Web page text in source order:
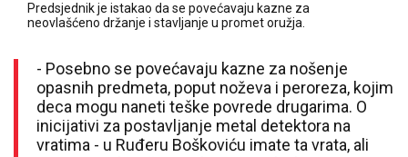
Predsjednik je istakao da se povećavaju kazne za
neovlašćeno držanje i stavljanje u promet oružja.
- Posebno se povećavaju kazne za nošenje
opasnih predmeta, poput noževa i peroreza, kojim
deca mogu naneti teške povrede drugarima. O
inicijativi za postavljanje metal detektora na
vratima - u Ruđeru Boškoviću imate ta vrata, ali